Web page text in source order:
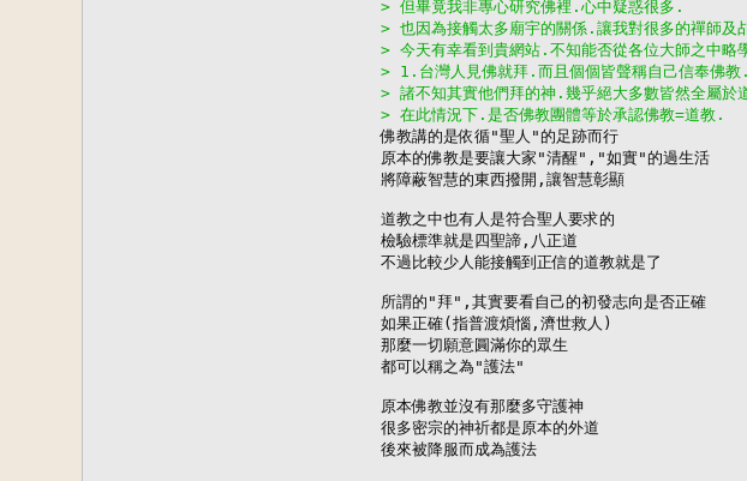
> 但畢竟我非專心研究佛裡.心中疑惑很多.
> 也因為接觸太多廟宇的關係.讓我對很多的禪師及
> 今天有幸看到貴網站.不知能否從各位大師之中略
> 1.台灣人見佛就拜.而且個個皆聲稱自己信奉佛教.
> 諸不知其實他們拜的神.幾乎絕大多數皆然全屬於
> 在此情況下.是否佛教團體等於承認佛教=道教.
佛教講的是依循"聖人"的足跡而行
原本的佛教是要讓大家"清醒","如實"的過生活
將障蔽智慧的東西撥開,讓智慧彰顯
道教之中也有人是符合聖人要求的
檢驗標準就是四聖諦,八正道
不過比較少人能接觸到正信的道教就是了
所謂的"拜",其實要看自己的初發志向是否正確
如果正確(指普渡煩惱,濟世救人)
那麼一切願意圓滿你的眾生
都可以稱之為"護法"
原本佛教並沒有那麼多守護神
很多密宗的神祈都是原本的外道
後來被降服而成為護法